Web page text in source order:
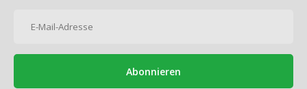
Abonnieren